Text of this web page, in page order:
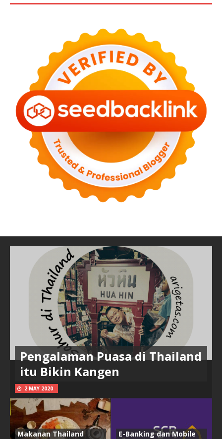
Pengalaman Puasa di Thailand
itu Bikin Kangen
2 MAY 2020
Makanan Thailand
E-Banking dan Mobile